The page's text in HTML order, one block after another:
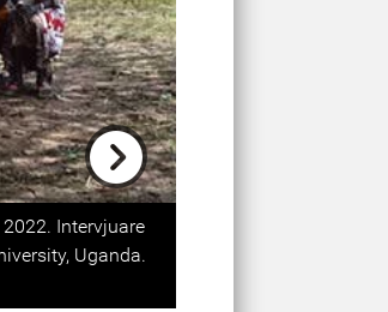
Intervjuare
Uganda.